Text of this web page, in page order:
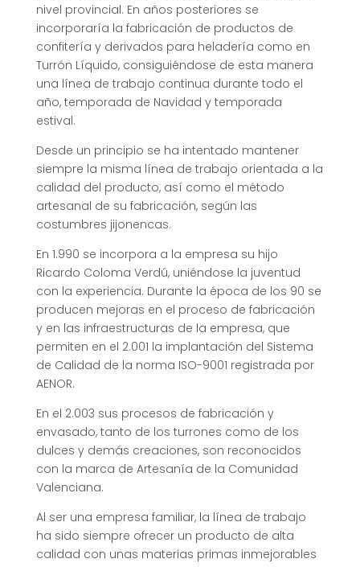
nivel provincial. En años posteriores se
incorporaría la fabricación de productos de
confitería y derivados para heladería como en
Turrón Líquido, consiguiéndose de esta manera
una línea de trabajo continua durante todo el
año, temporada de Navidad y temporada
estival.
Desde un principio se ha intentado mantener
siempre la misma línea de trabajo orientada a la
calidad del producto, así como el método
artesanal de su fabricación, según las
costumbres jijonencas.
En 1.990 se incorpora a la empresa su hijo
Ricardo Coloma Verdú, uniéndose la juventud
con la experiencia. Durante la época de los 90 se
producen mejoras en el proceso de fabricación
y en las infraestructuras de la empresa, que
permiten en el 2.001 la implantación del Sistema
de Calidad de la norma ISO-9001 registrada por
AENOR.
En el 2.003 sus procesos de fabricación y
envasado, tanto de los turrones como de los
dulces y demás creaciones, son reconocidos
con la marca de Artesanía de la Comunidad
Valenciana.
Al ser una empresa familiar, la línea de trabajo
ha sido siempre ofrecer un producto de alta
calidad con unas materias primas inmejorables